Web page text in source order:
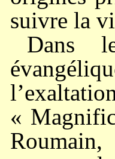
suivre la
Dans
«